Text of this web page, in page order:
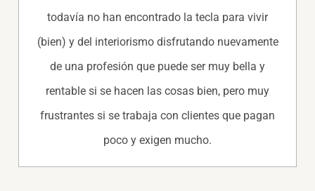
todavía no han encontrado la tecla para vivir
(bien) y del interiorismo disfrutando nuevamente
de una profesión que puede ser muy bella y
rentable si se hacen las cosas bien, pero muy
frustrantes si se trabaja con clientes que pagan
poco y exigen mucho.